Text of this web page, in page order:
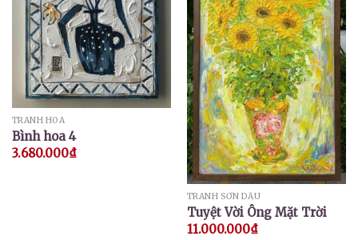
TRANH HOA
Bình hoa 4
3.680.000₫
TRANH SƠN DẦU
Tuyệt Vời Ông Mặt Trời
11.000.000₫